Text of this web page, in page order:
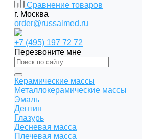
Сравнение товаров
г. Москва
order@russalmed.ru
+7 (495) 197 72 72
Перезвоните мне
Керамические массы
Металлокерамические массы
Эмаль
Дентин
Глазурь
Десневая масса
Плечевая масса